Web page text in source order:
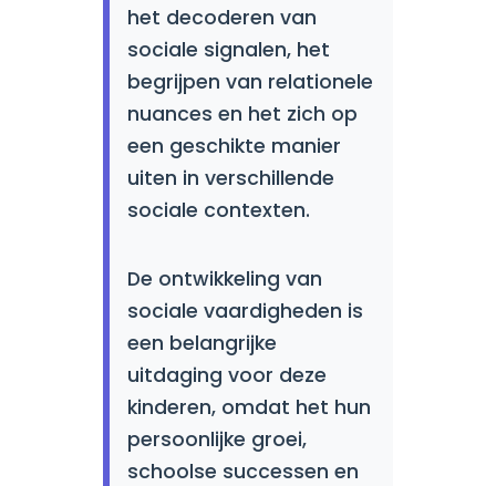
het decoderen van
sociale signalen, het
begrijpen van relationele
nuances en het zich op
een geschikte manier
uiten in verschillende
sociale contexten.
De ontwikkeling van
sociale vaardigheden is
een belangrijke
uitdaging voor deze
kinderen, omdat het hun
persoonlijke groei,
schoolse successen en